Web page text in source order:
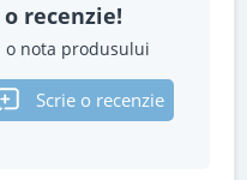
recenzie!
o nota produsului
Scrie o recenzie